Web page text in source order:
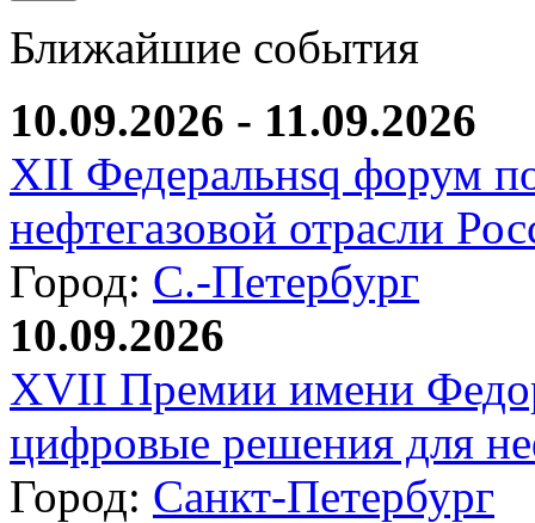
Ближайшие события
10.09.2026 - 11.09.2026
XII Федеральнsq форум
нефтегазовой отрасли
Город: С.-Петербург
10.09.2026
XVII Премии имени
цифровые решения для
Город: Санкт-Петербург